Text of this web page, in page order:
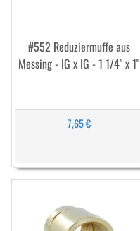
#552 Reduziermuffe aus
Messing - IG x IG - 1 1/4" x 1"
7,65 €